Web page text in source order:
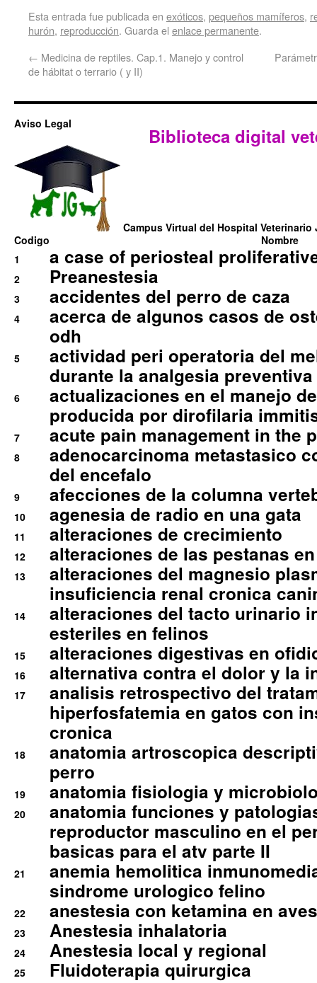
Esta entrada fue publicada en exóticos, pequeños mamíferos,
hurón, reproducción. Guarda el enlace permanente.
← Medicina de reptiles. Cap.1. Manejo y control
de hábitat o terrario ( y II)
Aviso Legal
Biblioteca digital
Campus Virtual del Hospital Veterinario
Codigo
Nombre
1
a case of periosteal
2 Preanestesia
3 accidentes del perro de caza
4
acerca de algunos casos de
odh
5
actividad peri operatoria del
durante la analgesia
6
actualizaciones en el manejo
producida por dirofilaria
7 acute pain management in the
8
adenocarcinoma metastasico
del encefalo
9 afecciones de la columna
10 agenesia de radio en una gata
11 alteraciones de crecimiento
12 alteraciones de las pestanas
13
alteraciones del magnesio
insuficiencia renal cronica
14
alteraciones del tacto urinario
esteriles en felinos
15 alteraciones digestivas en
16 alternativa contra el dolor y la
17
analisis retrospectivo del
hiperfosfatemia en gatos con
cronica
18
anatomia artroscopica
perro
19 anatomia fisiologia y
20
anatomia funciones y
reproductor masculino en el
basicas para el atv parte II
21
anemia hemolitica
sindrome urologico felino
22 anestesia con ketamina en
23 Anestesia inhalatoria
24 Anestesia local y regional
25 Fluidoterapia quirurgica